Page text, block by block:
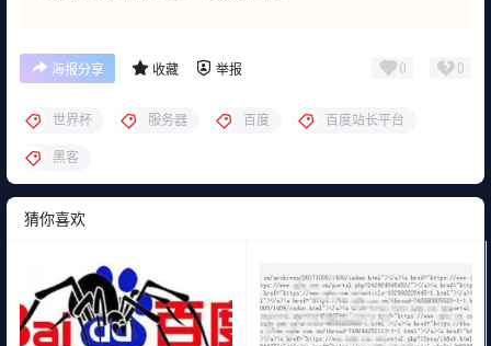
海报分享 收藏 举报 0 0
世界杯 服务器 百度 百度站长平台
黑客
猜你喜欢